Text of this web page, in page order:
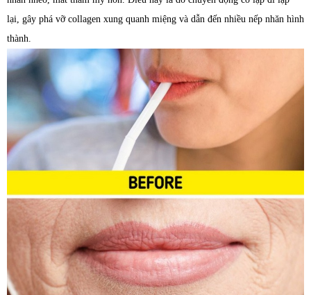
lại, gây phá vỡ collagen xung quanh miệng và dẫn đến nhiều nếp nhăn hình
thành.